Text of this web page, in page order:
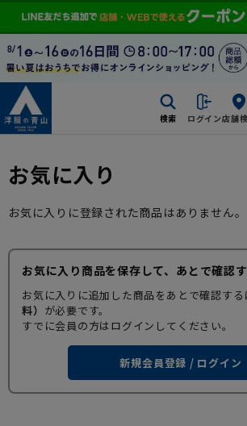
検索 ログイン店舗
お気に入り
お気に入りに登録された商品はありません。
お気に入り商品を保存して、あとで確認
お気に入りに追加した商品をあとで確認する
料） が必要です。
すでに会員の方はログインしてください。
新規会員登録 / ログイン